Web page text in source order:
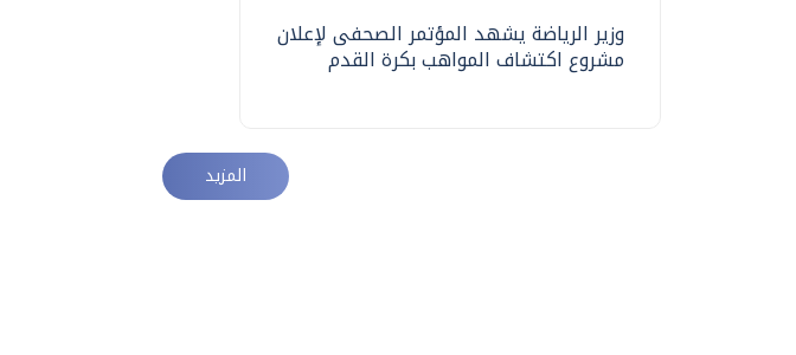
وزير الرياضة يشهد المؤتمر الصحفى لإعلان
مشروع اكتشاف المواهب بكرة القدم
المزيد